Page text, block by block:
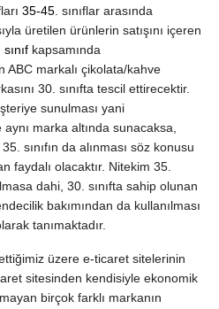
35-45. sınıflar arasında
üretilen ürünlerin satışını içeren
kapsamında
ABC markalı çikolata/kahve
30. sınıfta tescil ettirecektir.
sunulması yani
marka altında sunacaksa,
sınıfın da alınması söz konusu
faydalı olacaktır. Nitekim 35.
dahi, 30. sınıfta sahip olunan
bakımından da kullanılması
tanımaktadır.
üzere e-ticaret sitelerinin
sitesinden kendisiyle ekonomik
birçok farklı markanın